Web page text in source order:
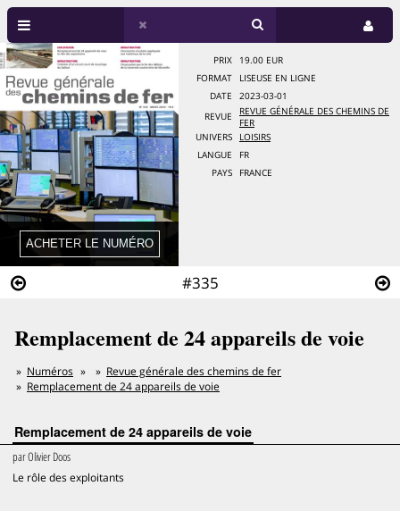
#335
PRIX
19.00 EUR
FORMAT
LISEUSE EN LIGNE
DATE
2023-03-01
REVUE
REVUE GÉNÉRALE DES CHEMINS DE
FER
UNIVERS
LOISIRS
LANGUE
FR
PAYS
FRANCE
Remplacement de 24 appareils de voie
Numéros
Revue générale des chemins de fer
Remplacement de 24 appareils de voie
Remplacement de 24 appareils de voie
parOlivier Doos
Le rôle des exploitants